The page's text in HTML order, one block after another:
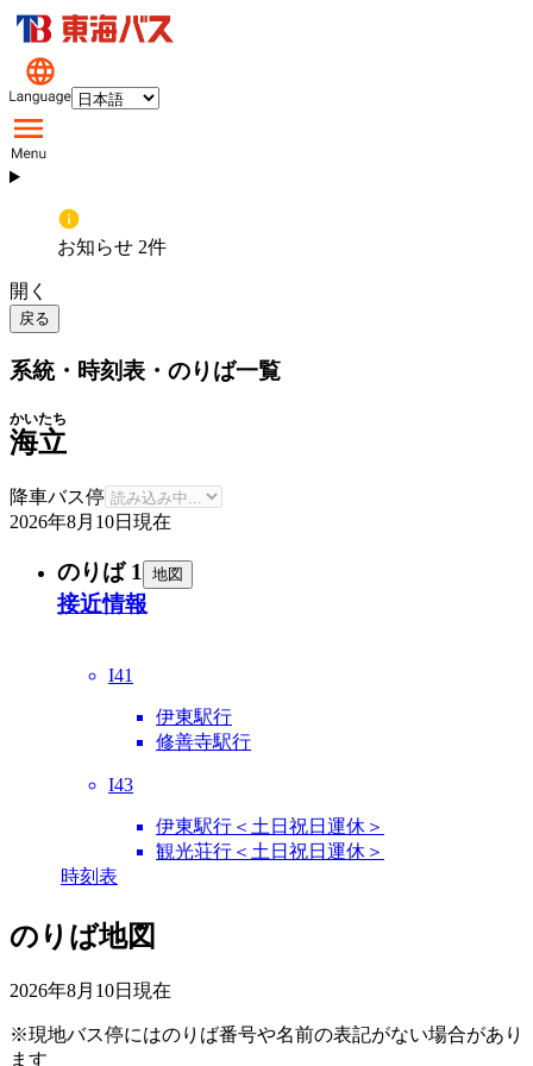
お知らせ 2件
開く
戻る
系統・時刻表・のりば一覧
海立
かいたち
降車バス停
2026年8月10日 現在
のりば 1 地図
接近情報
I41
伊東駅行
修善寺駅行
I43
伊東駅行＜土日祝日運休＞
観光荘行＜土日祝日運休＞
時刻表
のりば地図
2026年8月10日 現在
※現地バス停にはのりば番号や名前の表記がない場合があり
ます